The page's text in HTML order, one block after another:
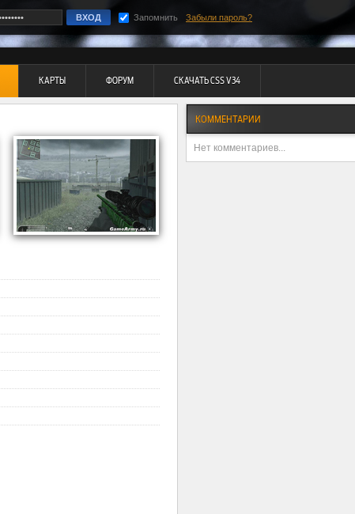
Запомнить Забыли пароль?
КАРТЫ ФОРУМ СКАЧАТЬ CSS V34
КОММЕНТАРИИ
Нет комментариев...